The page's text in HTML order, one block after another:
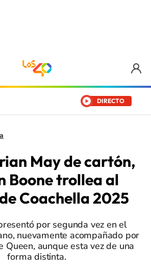
DIRECTO
May de cartón,
Boone trollea al
Coachella 2025
por segunda vez en el
nuevamente acompañado por
Queen, aunque esta vez de una
forma distinta.